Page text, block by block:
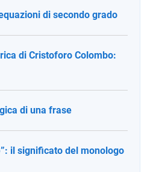
di secondo grado
di Cristoforo Colombo:
di una frase
il significato del monologo